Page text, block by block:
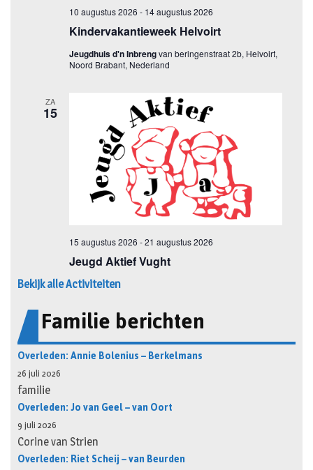
Bekijk alle Activiteiten
Familie berichten
Overleden: Annie Bolenius – Berkelmans
26 juli 2026
familie
Overleden: Jo van Geel – van Oort
9 juli 2026
Corine van Strien
Overleden: Riet Scheij – van Beurden